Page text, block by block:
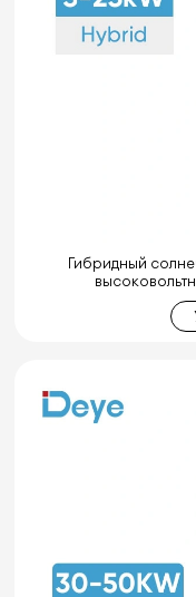
Гибридный